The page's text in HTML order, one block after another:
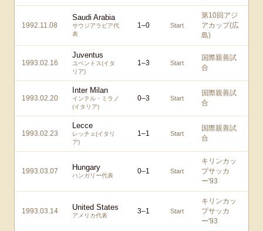
1992.11.08
Saudi Arabia
サウジアラビア代
表
1–0 Start
第10回アジ
アカップ(広
島)
1993.02.16
Juventus
ユベントス(イタ
リア)
1–3 Start
国際親善試
合
1993.02.20
Inter Milan
インテル・ミラノ
(イタリア)
0–3 Start
国際親善試
合
1993.02.23
Lecce
レッチェ(イタリ
ア)
1–1 Start
国際親善試
合
1993.03.07 Hungary
ハンガリー代表
0–1 Start
キリンカッ
プサッカ
ー'93
1993.03.14 United States
アメリカ代表
3–1 Start
キリンカッ
プサッカ
ー'93